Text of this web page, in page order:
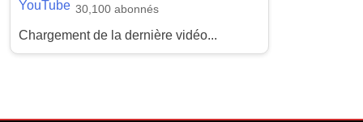
30,100 abonnés
Chargement de la dernière vidéo...